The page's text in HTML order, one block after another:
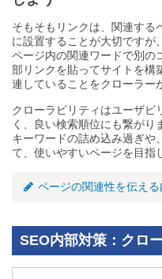
そもそもリンクは、関連する
に設置することが大切ですが
ページ内の関連ワードで別の
部リンクを貼ってサイトを構
連していることをクローラー
クローラビリティはユーザビ
く、良い検索順位にも繋がり
キーワードの詰め込み過ぎや
て、使いやすいページを目指
ページの関連性を伝え
SEO内部対策：クロ